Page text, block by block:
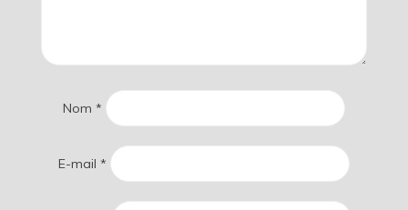
Nom *
E-mail *